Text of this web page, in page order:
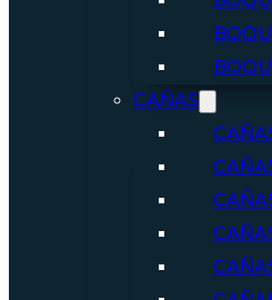
CAÑAS